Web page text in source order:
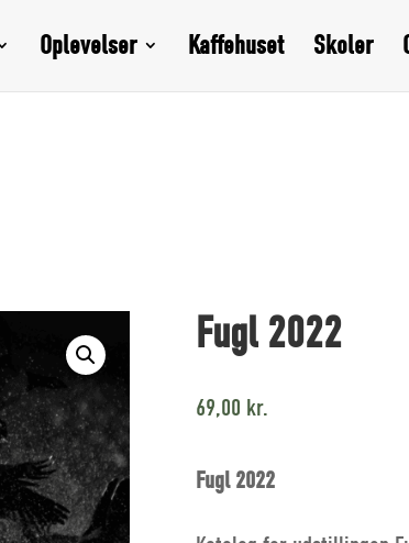
Oplevelser Kaffehuset Skoler
Fugl 2022
69,00 kr.
Fugl 2022